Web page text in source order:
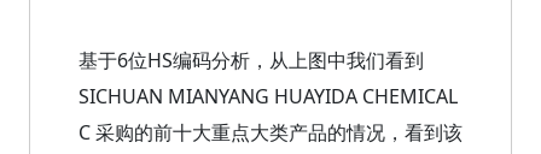
基于6位HS编码分析，从上图中我们看到
SICHUAN MIANYANG HUAYIDA CHEMICAL
C 采购的前十大重点大类产品的情况，看到该